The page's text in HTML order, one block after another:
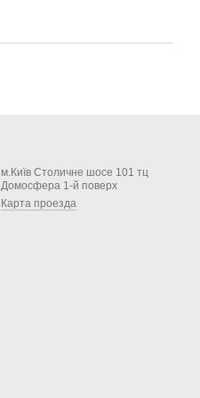
м.Київ Столичне шосе 101 тц
Домосфера 1-й поверх
Карта проезда